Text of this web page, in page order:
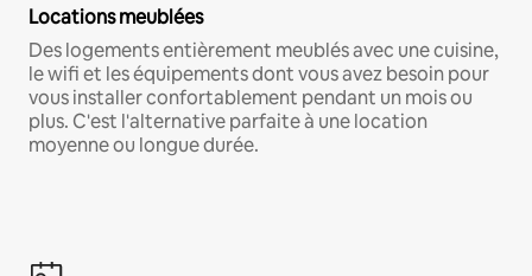
Locations meublées
Des logements entièrement meublés avec une cuisine,
le wifi et les équipements dont vous avez besoin pour
vous installer confortablement pendant un mois ou
plus. C'est l'alternative parfaite à une location
moyenne ou longue durée.